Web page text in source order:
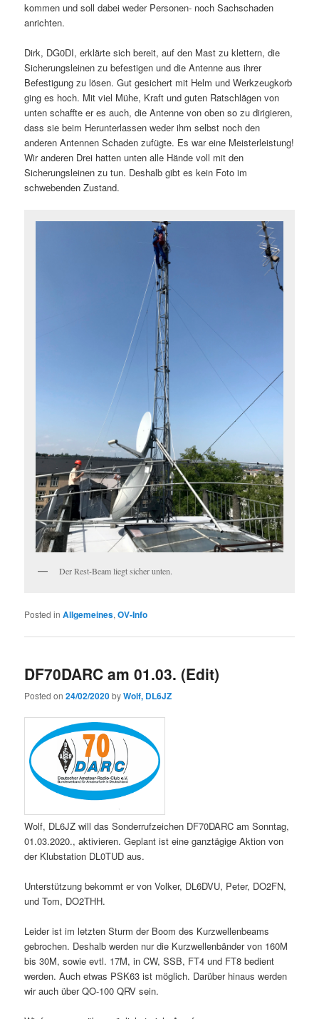
kommen und soll dabei weder Personen- noch Sachschaden
anrichten.
Dirk, DG0DI, erklärte sich bereit, auf den Mast zu klettern, die
Sicherungsleinen zu befestigen und die Antenne aus ihrer
Befestigung zu lösen. Gut gesichert mit Helm und Werkzeugkorb
ging es hoch. Mit viel Mühe, Kraft und guten Ratschlägen von
unten schaffte er es auch, die Antenne von oben so zu dirigieren,
dass sie beim Herunterlassen weder ihm selbst noch den
anderen Antennen Schaden zufügte. Es war eine Meisterleistung!
Wir anderen Drei hatten unten alle Hände voll mit den
Sicherungsleinen zu tun. Deshalb gibt es kein Foto im
schwebenden Zustand.
Der Rest-Beam liegt sicher unten.
Posted in Allgemeines,OV-Info
DF70DARC am 01.03. (Edit)
Posted on24/02/2020byWolf, DL6JZ
Wolf, DL6JZ will das Sonderrufzeichen DF70DARC am Sonntag,
01.03.2020., aktivieren. Geplant ist eine ganztägige Aktion von
der Klubstation DL0TUD aus.
Unterstützung bekommt er von Volker, DL6DVU, Peter, DO2FN,
und Tom, DO2THH.
Leider ist im letzten Sturm der Boom des Kurzwellenbeams
gebrochen. Deshalb werden nur die Kurzwellenbänder von 160M
bis 30M, sowie evtl. 17M, in CW, SSB, FT4 und FT8 bedient
werden. Auch etwas PSK63 ist möglich. Darüber hinaus werden
wir auch über QO-100 QRV sein.